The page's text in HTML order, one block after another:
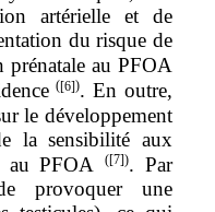
artérielle et de
du risque de
prénatale au PFOA
([6]). En outre,
le développement
la sensibilité aux
au PFOA([7]). Par
provoquer une